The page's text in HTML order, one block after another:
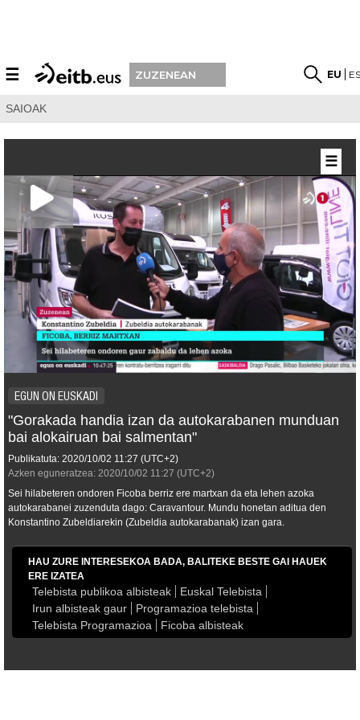
☰ ZUZENEAN EU
SAIOAK
EGUN ON EUSKADI
"Gorakada handia izan da autokarabanen munduan
bai alokairuan bai salmentan"
Publikatuta: 2020/10/02 11:27 (UTC+2)
Azken eguneratzea: 2020/10/02 11:27 (UTC+2)
Sei hilabeteren ondoren Ficoba berriz ere martxan da eta lehen azoka
autokarabanei zuzenduta dago: Caravantour. Mundu honetan aditua den
Konstantino Zubeldiarekin (Zubeldia autokarabanak) izan gara.
HAU ZURE INTERESEKOA BADA, BALITEKE BESTE GAI HAUEK
ERE IZATEA
Telebista publikoa albisteak
Euskal Telebista
Irun albisteak gaur
Programazioa telebista
Telebista Programazioa
Ficoba albisteak
☰